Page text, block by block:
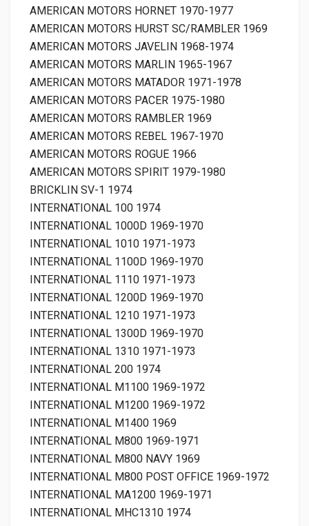
AMERICAN MOTORS HORNET 1970-1977
AMERICAN MOTORS HURST SC/RAMBLER 1969
AMERICAN MOTORS JAVELIN 1968-1974
AMERICAN MOTORS MARLIN 1965-1967
AMERICAN MOTORS MATADOR 1971-1978
AMERICAN MOTORS PACER 1975-1980
AMERICAN MOTORS RAMBLER 1969
AMERICAN MOTORS REBEL 1967-1970
AMERICAN MOTORS ROGUE 1966
AMERICAN MOTORS SPIRIT 1979-1980
BRICKLIN SV-1 1974
INTERNATIONAL 100 1974
INTERNATIONAL 1000D 1969-1970
INTERNATIONAL 1010 1971-1973
INTERNATIONAL 1100D 1969-1970
INTERNATIONAL 1110 1971-1973
INTERNATIONAL 1200D 1969-1970
INTERNATIONAL 1210 1971-1973
INTERNATIONAL 1300D 1969-1970
INTERNATIONAL 1310 1971-1973
INTERNATIONAL 200 1974
INTERNATIONAL M1100 1969-1972
INTERNATIONAL M1200 1969-1972
INTERNATIONAL M1400 1969
INTERNATIONAL M800 1969-1971
INTERNATIONAL M800 NAVY 1969
INTERNATIONAL M800 POST OFFICE 1969-1972
INTERNATIONAL MA1200 1969-1971
INTERNATIONAL MHC1310 1974